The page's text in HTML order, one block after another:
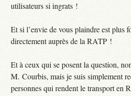
utilisateurs si ingrats !
Et si l’envie de vous plaindre est plus
directement auprès de la RATP !
Et à ceux qui se posent la question,
M. Courbis, mais je suis simplement
personnes qui rendent le transport en